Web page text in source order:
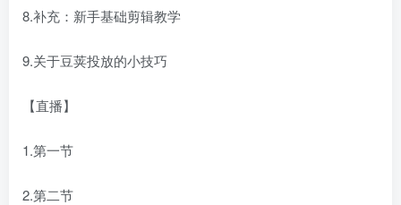
8.补充：新手基础剪辑教学
9.关于豆荚投放的小技巧
【直播】
1.第一节
2.第二节